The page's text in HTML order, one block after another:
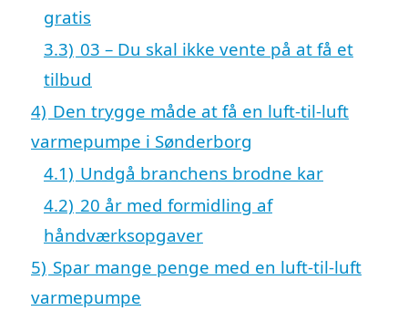
gratis
3.3) 03 – Du skal ikke vente på at få et
tilbud
4) Den trygge måde at få en luft-til-luft
varmepumpe i Sønderborg
4.1) Undgå branchens brodne kar
4.2) 20 år med formidling af
håndværksopgaver
5) Spar mange penge med en luft-til-luft
varmepumpe